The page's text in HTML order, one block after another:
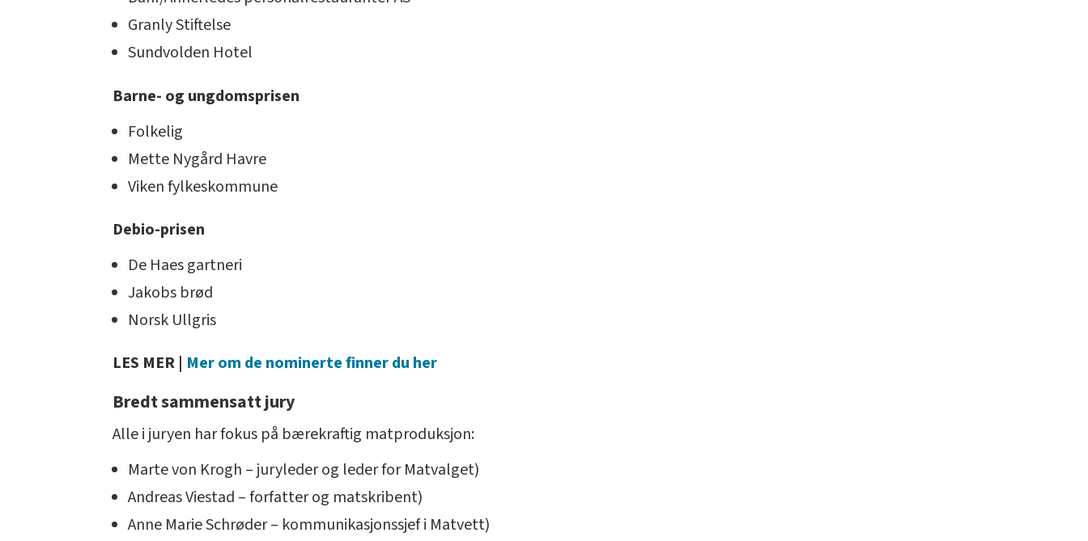
Granly Stiftelse
Sundvolden Hotel
Barne- og ungdomsprisen
Folkelig
Mette Nygård Havre
Viken fylkeskommune
Debio-prisen
De Haes gartneri
Jakobs brød
Norsk Ullgris
LES MER | Mer om de nominerte finner du her
Bredt sammensatt jury
Alle i juryen har fokus på bærekraftig matproduksjon:
Marte von Krogh – juryleder og leder for Matvalget)
Andreas Viestad – forfatter og matskribent)
Anne Marie Schrøder – kommunikasjonssjef i Matvett)